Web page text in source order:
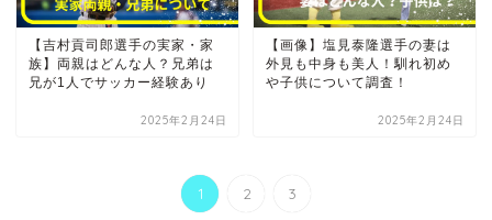
【吉村貢司郎選手の実家・家
族】両親はどんな人？兄弟は
兄が1人でサッカー経験あり
2025年2月24日
【画像】塩見泰隆選手の妻は
外見も中身も美人！馴れ初め
や子供について調査！
2025年2月24日
1 2 3